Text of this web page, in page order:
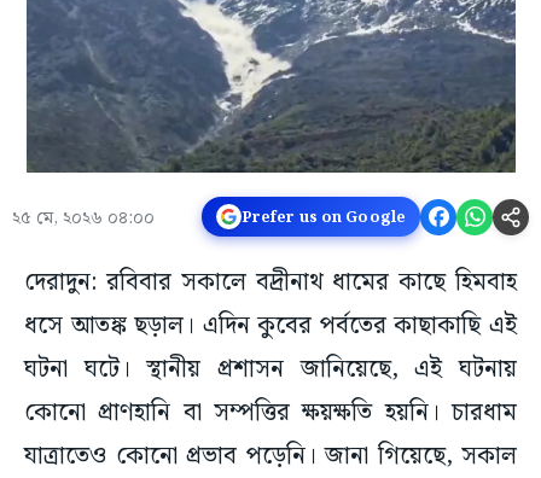
২৫ মে, ২০২৬ ০৪:০০ Prefer us on Google
দেরাদুন: রবিবার সকালে বদ্রীনাথ ধামের কাছে হিমবাহ
ধসে আতঙ্ক ছড়াল। এদিন কুবের পর্বতের কাছাকাছি এই
ঘটনা ঘটে। স্থানীয় প্রশাসন জানিয়েছে, এই ঘটনায়
কোনো প্রাণহানি বা সম্পত্তির ক্ষয়ক্ষতি হয়নি। চারধাম
যাত্রাতেও কোনো প্রভাব পড়েনি। জানা গিয়েছে, সকাল